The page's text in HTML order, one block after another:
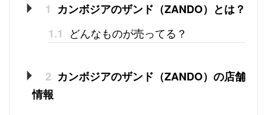
1 カンボジアのザンド（ZANDO）とは？
1.1 どんなものが売ってる？
2 カンボジアのザンド（ZANDO）の店舗
情報